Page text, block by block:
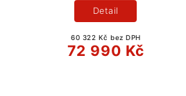
60 322 Kč bez DPH
72 990 Kč
Detail